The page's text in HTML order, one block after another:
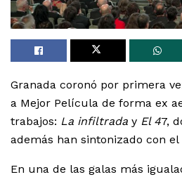
Granada coronó por primera
a Mejor Película de forma ex
trabajos: La infiltrada y El 47,
además han sintonizado con
En una de las galas más